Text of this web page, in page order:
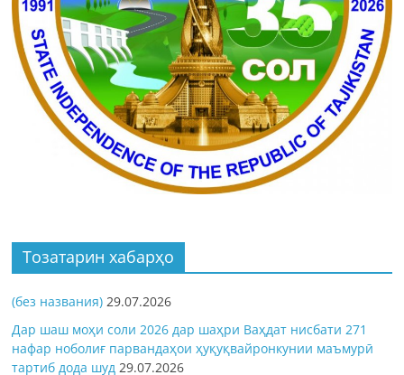
Тозатарин хабарҳо
(без названия) 29.07.2026
Дар шаш моҳи соли 2026 дар шаҳри Ваҳдат нисбати 271
нафар ноболиғ парвандаҳои ҳуқуқвайронкунии маъмурӣ
тартиб дода шуд 29.07.2026